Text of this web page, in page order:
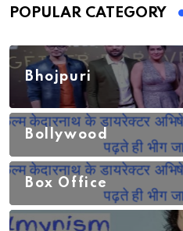
POPULAR CATEGORY
Bhojpuri
Bollywood
Box Office